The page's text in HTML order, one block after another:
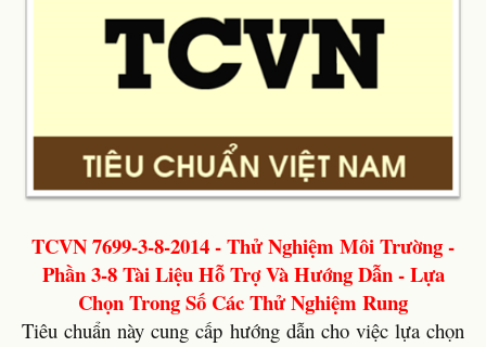
TCVN 7699-3-8-2014 - Thử Nghiệm Môi Trường -
Phần 3-8 Tài Liệu Hỗ Trợ Và Hướng Dẫn - Lựa
Chọn Trong Số Các Thử Nghiệm Rung
Tiêu chuẩn này cung cấp hướng dẫn cho việc lựa chọn